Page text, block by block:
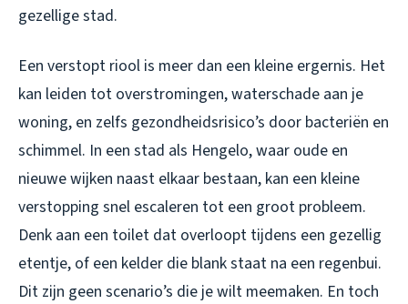
gezellige stad.
Een verstopt riool is meer dan een kleine ergernis. Het
kan leiden tot overstromingen, waterschade aan je
woning, en zelfs gezondheidsrisico’s door bacteriën en
schimmel. In een stad als Hengelo, waar oude en
nieuwe wijken naast elkaar bestaan, kan een kleine
verstopping snel escaleren tot een groot probleem.
Denk aan een toilet dat overloopt tijdens een gezellig
etentje, of een kelder die blank staat na een regenbui.
Dit zijn geen scenario’s die je wilt meemaken. En toch